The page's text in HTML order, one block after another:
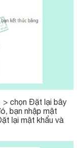
chọn Đặt lại bây
bạn nhập mật
lại mật khẩu và